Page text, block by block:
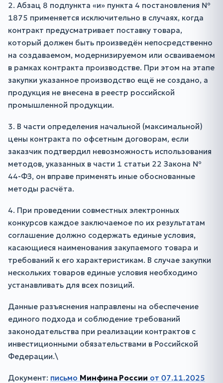
2. Абзац 8 подпункта «и» пункта 4 постановления №
1875 применяется исключительно в случаях, когда
контракт предусматривает поставку товара,
который должен быть произведён непосредственно
на создаваемом, модернизируемом или осваиваемом
в рамках контракта производстве. При этом на этапе
закупки указанное производство ещё не создано, а
продукция не внесена в реестр российской
промышленной продукции.
3. В части определения начальной (максимальной)
цены контракта по офсетным договорам, если
заказчик подтвердил невозможность использования
методов, указанных в части 1 статьи 22 Закона №
44-ФЗ, он вправе применять иные обоснованные
методы расчёта.
4. При проведении совместных электронных
конкурсов каждое заключаемое по их результатам
соглашение должно содержать единые условия,
касающиеся наименования закупаемого товара и
требований к его характеристикам. В случае закупки
нескольких товаров единые условия необходимо
устанавливать для всех позиций.
Данные разъяснения направлены на обеспечение
единого подхода и соблюдение требований
законодательства при реализации контрактов с
инвестиционными обязательствами в Российской
Федерации.\
Документ: письмо Минфина России от 07.11.2025